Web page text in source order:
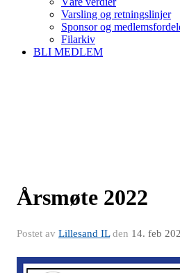
Varsling og retningslinjer
Sponsor og
Filarkiv
BLI MEDLEM
Årsmøte 2022
Postet av Lillesand ILden 14. feb